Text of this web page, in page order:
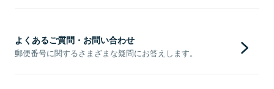
よくあるご質問・お問い合わせ
郵便番号に関するさまざまな疑問にお答えします。